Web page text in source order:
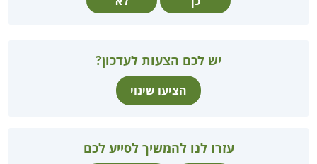
יש לכם הצעות לעדכון?
הציעו שינוי
עזרו לנו להמשיך לסייע לכם